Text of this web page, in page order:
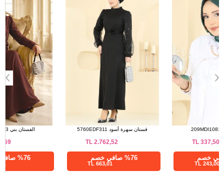
فستان سهرة أسود 5760EDF311 إشارب زيتي 209MDI1081